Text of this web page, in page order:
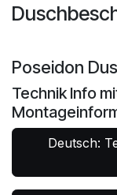
Poseidon
Technik Info
Deutsch: